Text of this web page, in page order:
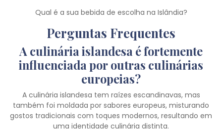
Qual é a sua bebida de escolha na Islândia?
Perguntas Frequentes
A culinária islandesa é fortemente
influenciada por outras culinárias
europeias?
A culinária islandesa tem raízes escandinavas, mas
também foi moldada por sabores europeus, misturando
gostos tradicionais com toques modernos, resultando em
uma identidade culinária distinta.